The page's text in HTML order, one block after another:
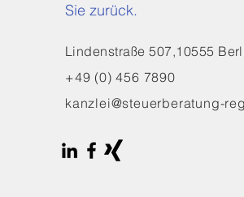
Sie zurück.
Lindenstraße 507,10555
+49 (0) 456 7890
kanzlei@steuerberatung-